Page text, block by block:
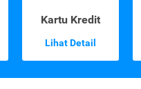
Kartu Kredit
Lihat Detail